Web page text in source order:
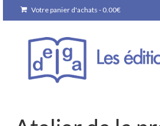
Votre panier d'achats - 0.00€